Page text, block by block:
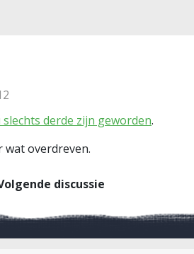
derde zijn geworden.
wat overdreven.
discussie